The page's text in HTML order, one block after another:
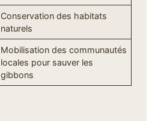
Conservation des habitats
naturels
Mobilisation des communautés
locales pour sauver les
gibbons